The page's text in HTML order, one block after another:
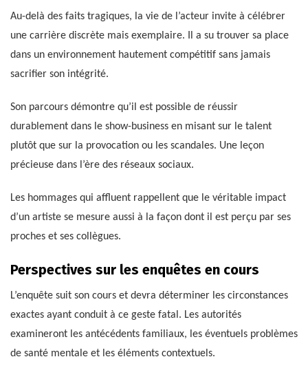
Au-delà des faits tragiques, la vie de l’acteur invite à célébrer
une carrière discrète mais exemplaire. Il a su trouver sa place
dans un environnement hautement compétitif sans jamais
sacrifier son intégrité.
Son parcours démontre qu’il est possible de réussir
durablement dans le show-business en misant sur le talent
plutôt que sur la provocation ou les scandales. Une leçon
précieuse dans l’ère des réseaux sociaux.
Les hommages qui affluent rappellent que le véritable impact
d’un artiste se mesure aussi à la façon dont il est perçu par ses
proches et ses collègues.
Perspectives sur les enquêtes en cours
L’enquête suit son cours et devra déterminer les circonstances
exactes ayant conduit à ce geste fatal. Les autorités
examineront les antécédents familiaux, les éventuels problèmes
de santé mentale et les éléments contextuels.